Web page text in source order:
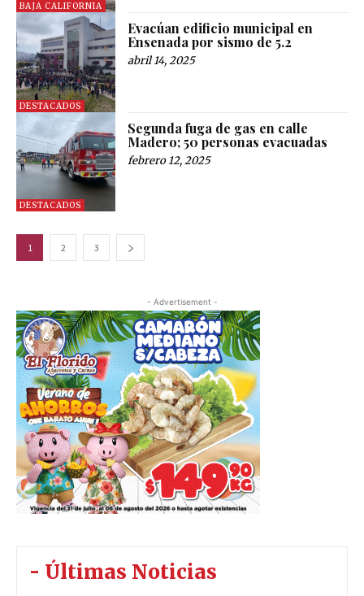
BAJA CALIFORNIA
DESTACADOS
Evacúan edificio municipal en
Ensenada por sismo de 5.2
abril 14, 2025
DESTACADOS
Segunda fuga de gas en calle
Madero; 50 personas evacuadas
febrero 12, 2025
1 2 3
- Advertisement -
- Últimas Noticias